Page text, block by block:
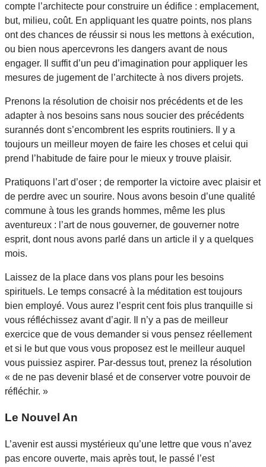
compte l’architecte pour construire un édifice : emplacement,
but, milieu, coût. En appliquant les quatre points, nos plans
ont des chances de réussir si nous les mettons à exécution,
ou bien nous apercevrons les dangers avant de nous
engager. Il suffit d’un peu d’imagination pour appliquer les
mesures de jugement de l’architecte à nos divers projets.
Prenons la résolution de choisir nos précédents et de les
adapter à nos besoins sans nous soucier des précédents
surannés dont s’encombrent les esprits routiniers. Il y a
toujours un meilleur moyen de faire les choses et celui qui
prend l’habitude de faire pour le mieux y trouve plaisir.
Pratiquons l’art d’oser ; de remporter la victoire avec plaisir et
de perdre avec un sourire. Nous avons besoin d’une qualité
commune à tous les grands hommes, même les plus
aventureux : l’art de nous gouverner, de gouverner notre
esprit, dont nous avons parlé dans un article il y a quelques
mois.
Laissez de la place dans vos plans pour les besoins
spirituels. Le temps consacré à la méditation est toujours
bien employé. Vous aurez l’esprit cent fois plus tranquille si
vous réfléchissez avant d’agir. Il n’y a pas de meilleur
exercice que de vous demander si vous pensez réellement
et si le but que vous vous proposez est le meilleur auquel
vous puissiez aspirer. Par-dessus tout, prenez la résolution
« de ne pas devenir blasé et de conserver votre pouvoir de
réfléchir. »
Le Nouvel An
L’avenir est aussi mystérieux qu’une lettre que vous n’avez
pas encore ouverte, mais après tout, le passé l’est